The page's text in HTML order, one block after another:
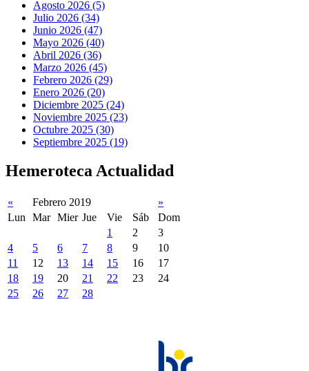
Agosto 2026 (5)
Julio 2026 (34)
Junio 2026 (47)
Mayo 2026 (40)
Abril 2026 (36)
Marzo 2026 (45)
Febrero 2026 (29)
Enero 2026 (20)
Diciembre 2025 (24)
Noviembre 2025 (23)
Octubre 2025 (30)
Septiembre 2025 (19)
Hemeroteca Actualidad
« Febrero 2019
»
Lun
Mar Mier Jue Vie Sáb
Dom
1
2
3
4
5 6 7 8 9
10
11
12 13 14 15 16
17
18
19 20 21 22 23
24
25
26 27 28